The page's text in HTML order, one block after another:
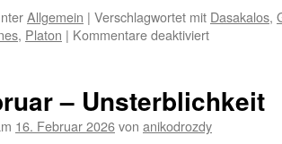
Allgemein | Verschlagwortet mit Dasakalos,
, Platon | Kommentare deaktiviertfür
Gleichheit
– Unsterblichkeit
16. Februar 2026von anikodrozdy